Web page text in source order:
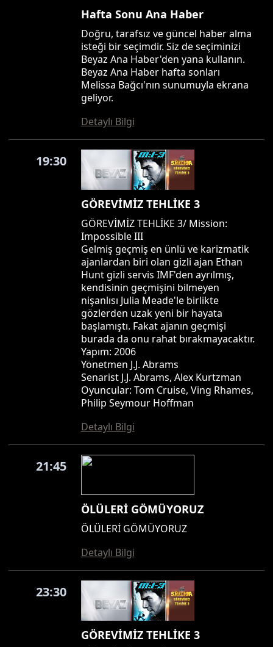
Hafta Sonu Ana Haber
Doğru, tarafsız ve güncel haber alma
isteği bir seçimdir. Siz de seçiminizi
Beyaz Ana Haber'den yana kullanın.
Beyaz Ana Haber hafta sonları
Melissa Bağcı'nın sunumuyla ekrana
geliyor.
Detaylı Bilgi
19:30
GÖREVİMİZ TEHLİKE 3
GÖREVİMİZ TEHLİKE 3/ Mission:
Impossible III
Gelmiş geçmiş en ünlü ve karizmatik
ajanlardan biri olan gizli ajan Ethan
Hunt gizli servis IMF'den ayrılmış,
kendisinin geçmişini bilmeyen
nişanlısı Julia Meade'le birlikte
gözlerden uzak yeni bir hayata
başlamıştı. Fakat ajanın geçmişi
burada da onu rahat bırakmayacaktır.
Yapım: 2006
Yönetmen J.J. Abrams
Senarist J.J. Abrams, Alex Kurtzman
Oyuncular: Tom Cruise, Ving Rhames,
Philip Seymour Hoffman
Detaylı Bilgi
21:45
ÖLÜLERİ GÖMÜYORUZ
ÖLÜLERİ GÖMÜYORUZ
Detaylı Bilgi
23:30
GÖREVİMİZ TEHLİKE 3